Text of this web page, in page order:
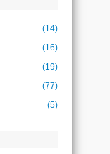
(14)
(16)
(19)
(77)
(5)